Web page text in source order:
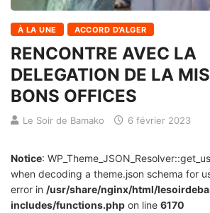
À LA UNE ACCORD D'ALGER
RENCONTRE AVEC LA
DELEGATION DE LA
BONS OFFICES
Le Soir de Bamako 6 février 2023
Notice:
when decoding a theme.json schema for
error in /usr/share/nginx/html/
includes/functions.php on line 6170